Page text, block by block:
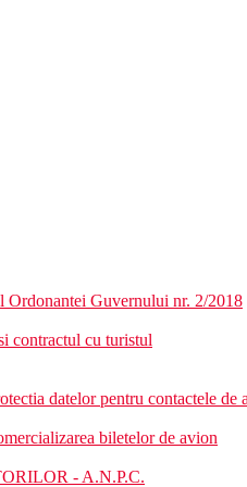
taxa turistica in functie de
obligatia de a plati taxa
– Octombrie): 10.00 €. Tarifele
Ordonantei Guvernului nr. 2/2018
contractul cu turistul
datelor pentru contactele de
biletelor de avion
- A.N.P.C.